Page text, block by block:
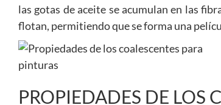
las gotas de aceite se acumulan en las
flotan, permitiendo que se forma una
PROPIEDADES DE LOS